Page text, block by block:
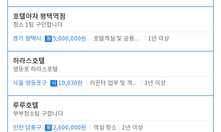
호텔야자 평택역점
청소 1팀 구인합니다
경기 평택시 월 5,000,000원 호텔객실 및 공용시설 청소 관리 1년 이상
하라스호텔
영등포 하라스호텔
서울 영등포구 시 10,030원 카운터 업무 및 객실관리(청소상태 확인, 객실판매) 1년 이상
루루호텔
부부청소팀 구합니다
인천 남동구 월 2,600,000원 객실 청소 1년 이상